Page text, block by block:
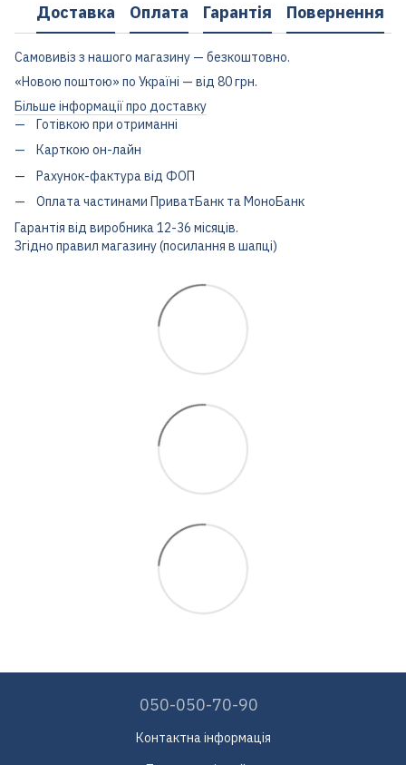
Доставка Оплата Гарантія Повернення
Самовивіз з нашого магазину — безкоштовно.
«Новою поштою» по Україні — від 80 грн.
Більше інформації про доставку
Готівкою при отриманні
Карткою он-лайн
Рахунок-фактура від ФОП
Оплата частинами ПриватБанк та МоноБанк
Гарантія від виробника 12-36 місяців.
Згідно правил магазину (посилання в шапці)
050-050-70-90
Контактна інформація